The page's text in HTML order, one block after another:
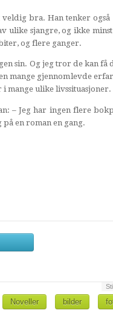
bra. Han tenker
ulike sjangre, og ikke
og flere ganger.
sin. Og jeg tror de kan få
mange gjennomlevde
i mange ulike livssituasjoner.
– Jeg har ingen flere
en roman en gang.
Noveller bilder